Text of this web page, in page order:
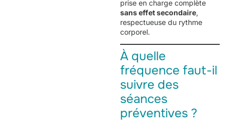
prise en charge complète
sans effet secondaire,
respectueuse du rythme
corporel.
À quelle
fréquence faut-il
suivre des
séances
préventives ?